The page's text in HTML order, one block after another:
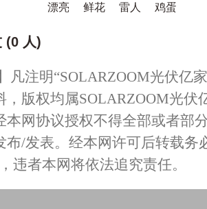
漂亮 鲜花 雷人 鸡蛋
(0 人)
凡注明“SOLARZOOM光伏亿
，版权均属SOLARZOOM光伏
本网协议授权不得全部或者部
布/发表。经本网许可后转载务
违者本网将依法追究责任。